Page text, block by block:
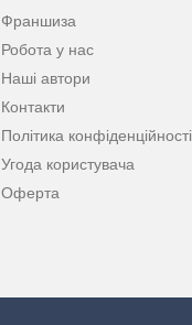
Франшиза
Робота у нас
Наші автори
Контакти
Політика конфіденційності
Угода користувача
Оферта